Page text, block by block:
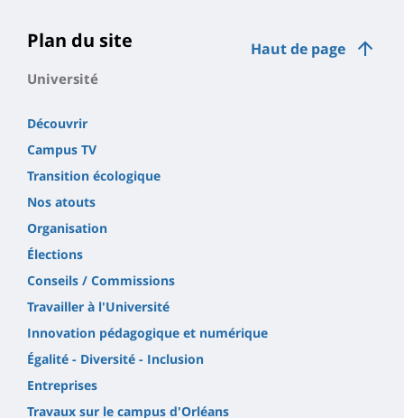
Haut de page
Plan du site
Université
Découvrir
Campus TV
Transition écologique
Nos atouts
Organisation
Élections
Conseils / Commissions
Travailler à l'Université
Innovation pédagogique et numérique
Égalité - Diversité - Inclusion
Entreprises
Travaux sur le campus d'Orléans